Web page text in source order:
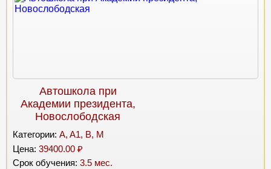
Автошкола при
Академии президента,
Новослободская
Категории: A, A1, B, M
Цена: 39400.00 ₽
Срок обучения: 3.5 мес.